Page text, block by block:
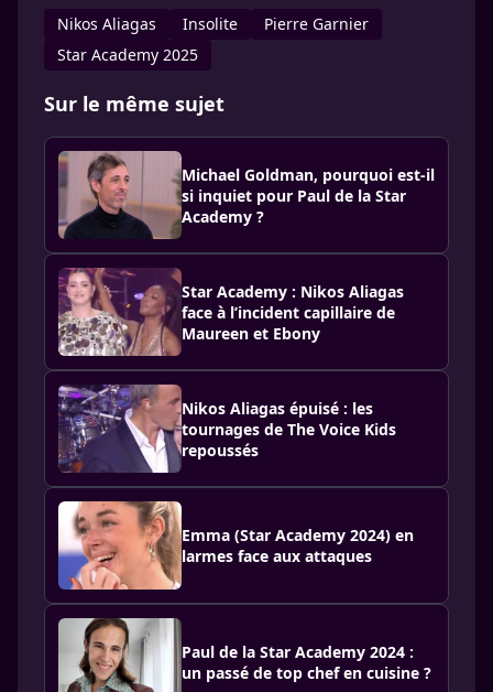
Nikos Aliagas
Insolite
Pierre Garnier
Star Academy 2025
Sur le même sujet
Michael Goldman, pourquoi est-il
si inquiet pour Paul de la Star
Academy ?
Star Academy : Nikos Aliagas
face à l’incident capillaire de
Maureen et Ebony
Nikos Aliagas épuisé : les
tournages de The Voice Kids
repoussés
Emma (Star Academy 2024) en
larmes face aux attaques
Paul de la Star Academy 2024 :
un passé de top chef en cuisine ?